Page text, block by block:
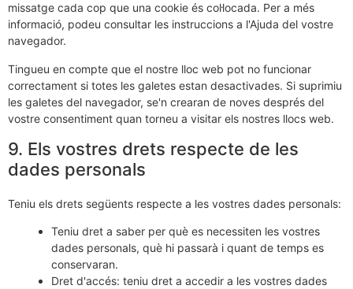
missatge cada cop que una cookie és col·locada. Per a més
informació, podeu consultar les instruccions a l'Ajuda del vostre
navegador.
Tingueu en compte que el nostre lloc web pot no funcionar
correctament si totes les galetes estan desactivades. Si suprimiu
les galetes del navegador, se'n crearan de noves després del
vostre consentiment quan torneu a visitar els nostres llocs web.
9. Els vostres drets respecte de les
dades personals
Teniu els drets següents respecte a les vostres dades personals:
Teniu dret a saber per què es necessiten les vostres
dades personals, què hi passarà i quant de temps es
conservaran.
Dret d'accés: teniu dret a accedir a les vostres dades